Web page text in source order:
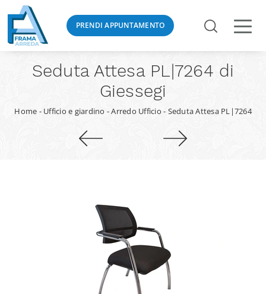
PRENDI APPUNTAMENTO
Seduta Attesa PL|7264 di
Giessegi
Home - Ufficio e giardino -Arredo Ufficio- Seduta Attesa PL|7264